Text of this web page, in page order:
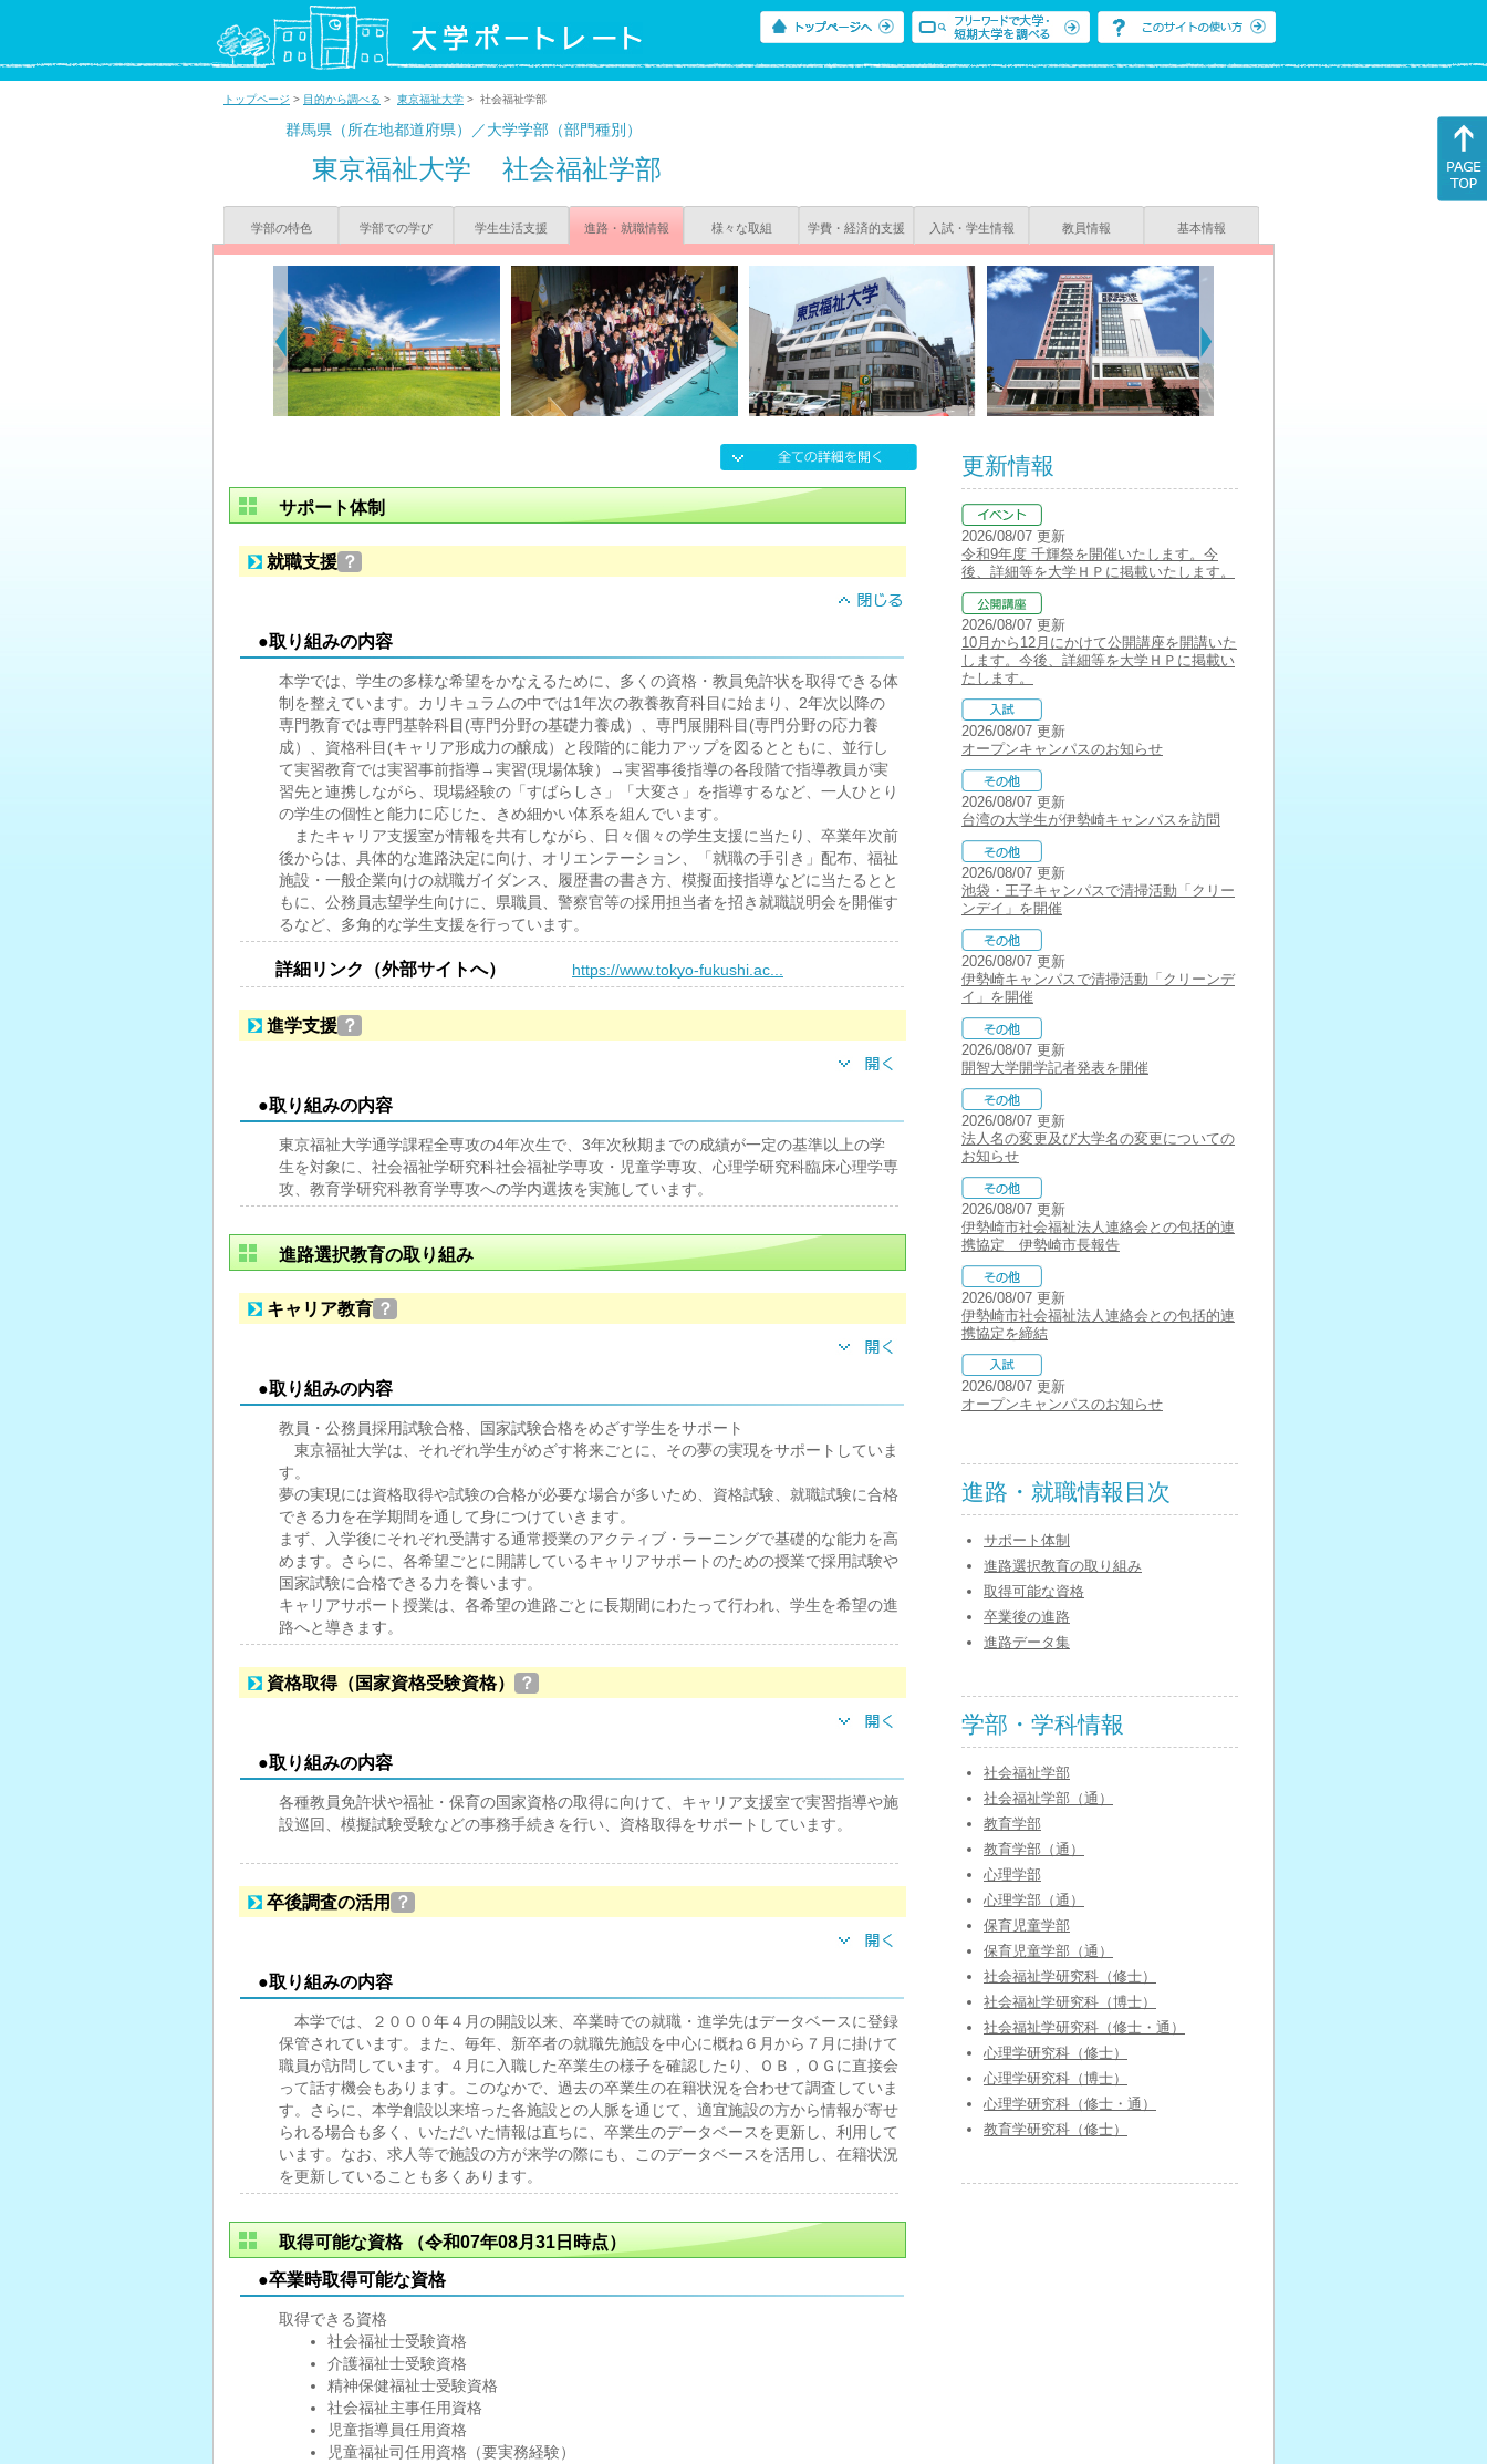
トップページ > 目的から調べる > 東京福祉大学 > 社会福祉学部
群馬県（所在地都道府県）／大学学部（部門種別）
東京福祉大学 社会福祉学部
学部の特色 学部での学び 学生生活支援 進路・就職情報 様々な取組 学費・経済的支援 入試・学生情報 教員情報 基本情報
サポート体制
就職支援 ？
●取り組みの内容
本学では、学生の多様な希望をかなえるために、多くの資格・教員免許状を取得できる体
制を整えています。カリキュラムの中では1年次の教養教育科目に始まり、2年次以降の
専門教育では専門基幹科目(専門分野の基礎力養成）、専門展開科目(専門分野の応力養
成）、資格科目(キャリア形成力の醸成）と段階的に能力アップを図るとともに、並行し
て実習教育では実習事前指導→実習(現場体験）→実習事後指導の各段階で指導教員が実
習先と連携しながら、現場経験の「すばらしさ」「大変さ」を指導するなど、一人ひとり
の学生の個性と能力に応じた、きめ細かい体系を組んでいます。
またキャリア支援室が情報を共有しながら、日々個々の学生支援に当たり、卒業年次前
後からは、具体的な進路決定に向け、オリエンテーション、「就職の手引き」配布、福祉
施設・一般企業向けの就職ガイダンス、履歴書の書き方、模擬面接指導などに当たるとと
もに、公務員志望学生向けに、県職員、警察官等の採用担当者を招き就職説明会を開催す
るなど、多角的な学生支援を行っています。
詳細リンク（外部サイトへ） https://www.tokyo-fukushi.ac...
進学支援 ？
●取り組みの内容
東京福祉大学通学課程全専攻の4年次生で、3年次秋期までの成績が一定の基準以上の学
生を対象に、社会福祉学研究科社会福祉学専攻・児童学専攻、心理学研究科臨床心理学専
攻、教育学研究科教育学専攻への学内選抜を実施しています。
進路選択教育の取り組み
キャリア教育 ？
●取り組みの内容
教員・公務員採用試験合格、国家試験合格をめざす学生をサポート
東京福祉大学は、それぞれ学生がめざす将来ごとに、その夢の実現をサポートしていま
す。
夢の実現には資格取得や試験の合格が必要な場合が多いため、資格試験、就職試験に合格
できる力を在学期間を通して身につけていきます。
まず、入学後にそれぞれ受講する通常授業のアクティブ・ラーニングで基礎的な能力を高
めます。さらに、各希望ごとに開講しているキャリアサポートのための授業で採用試験や
国家試験に合格できる力を養います。
キャリアサポート授業は、各希望の進路ごとに長期間にわたって行われ、学生を希望の進
路へと導きます。
資格取得（国家資格受験資格） ？
●取り組みの内容
各種教員免許状や福祉・保育の国家資格の取得に向けて、キャリア支援室で実習指導や施
設巡回、模擬試験受験などの事務手続きを行い、資格取得をサポートしています。
卒後調査の活用 ？
●取り組みの内容
本学では、２０００年４月の開設以来、卒業時での就職・進学先はデータベースに登録
保管されています。また、毎年、新卒者の就職先施設を中心に概ね６月から７月に掛けて
職員が訪問しています。４月に入職した卒業生の様子を確認したり、ＯＢ，ＯＧに直接会
って話す機会もあります。このなかで、過去の卒業生の在籍状況を合わせて調査していま
す。さらに、本学創設以来培った各施設との人脈を通じて、適宜施設の方から情報が寄せ
られる場合も多く、いただいた情報は直ちに、卒業生のデータベースを更新し、利用して
います。なお、求人等で施設の方が来学の際にも、このデータベースを活用し、在籍状況
を更新していることも多くあります。
取得可能な資格
（令和07年08月31日時点）
●卒業時取得可能な資格
取得できる資格
社会福祉士受験資格
介護福祉士受験資格
精神保健福祉士受験資格
社会福祉主事任用資格
児童指導員任用資格
児童福祉司任用資格（要実務経験）
更新情報
2026/08/07 更新
令和9年度 千輝祭を開催いたします。今
後、詳細等を大学ＨＰに掲載いたします。
2026/08/07 更新
10月から12月にかけて公開講座を開講いた
します。今後、詳細等を大学ＨＰに掲載い
たします。
2026/08/07 更新
オープンキャンパスのお知らせ
2026/08/07 更新
台湾の大学生が伊勢崎キャンパスを訪問
2026/08/07 更新
池袋・王子キャンパスで清掃活動「クリー
ンデイ」を開催
2026/08/07 更新
伊勢崎キャンパスで清掃活動「クリーンデ
イ」を開催
2026/08/07 更新
開智大学開学記者発表を開催
2026/08/07 更新
法人名の変更及び大学名の変更についての
お知らせ
2026/08/07 更新
伊勢崎市社会福祉法人連絡会との包括的連
携協定 伊勢崎市長報告
2026/08/07 更新
伊勢崎市社会福祉法人連絡会との包括的連
携協定を締結
2026/08/07 更新
オープンキャンパスのお知らせ
進路・就職情報目次
サポート体制
進路選択教育の取り組み
取得可能な資格
卒業後の進路
進路データ集
学部・学科情報
社会福祉学部
社会福祉学部（通）
教育学部
教育学部（通）
心理学部
心理学部（通）
保育児童学部
保育児童学部（通）
社会福祉学研究科（修士）
社会福祉学研究科（博士）
社会福祉学研究科（修士・通）
心理学研究科（修士）
心理学研究科（博士）
心理学研究科（修士・通）
教育学研究科（修士）